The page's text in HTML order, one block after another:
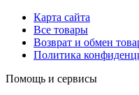
Карта сайта
Все товары
Возврат и обмен
Политика
Помощь и сервисы